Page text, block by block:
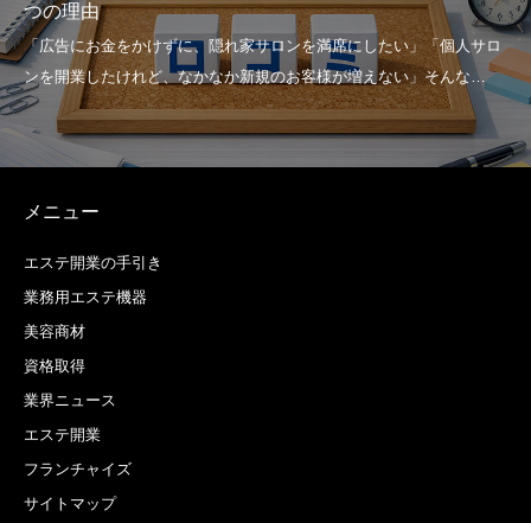
アサロン」を活用したローリスク開業
メニュー
エステ開業の手引き
業務用エステ機器
美容商材
資格取得
業界ニュース
エステ開業
フランチャイズ
サイトマップ